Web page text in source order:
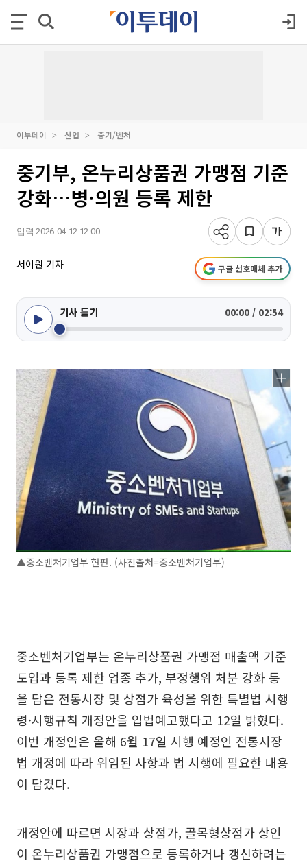
이투데이 산업 중기/벤처
중기부, 온누리상품권 가맹점 기준
강화…병·의원 등록 제한
입력 2026-04-12 12:00
서이원 기자 구글 선호매체 추가
기사 듣기 00:00 / 02:54
▲중소벤처기업부 현판. (사진출처=중소벤처기업부)
중소벤처기업부는 온누리상품권 가맹점 매출액 기준
도입과 등록 제한 업종 추가, 부정행위 처분 강화 등
을 담은 전통시장 및 상점가 육성을 위한 특별법 시행
령·시행규칙 개정안을 입법예고했다고 12일 밝혔다.
이번 개정안은 올해 6월 17일 시행 예정인 전통시장
법 개정에 따라 위임된 사항과 법 시행에 필요한 내용
이 담겼다.
개정안에 따르면 시장과 상점가, 골목형상점가 상인
이 온누리상품권 가맹점으로 등록하거나 갱신하려는